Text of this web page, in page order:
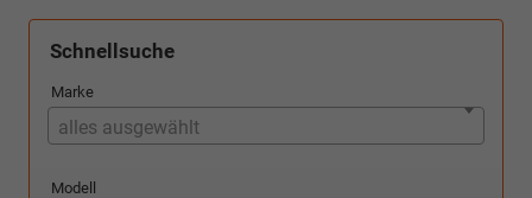
Schnellsuche
Marke
alles ausgewählt
Modell